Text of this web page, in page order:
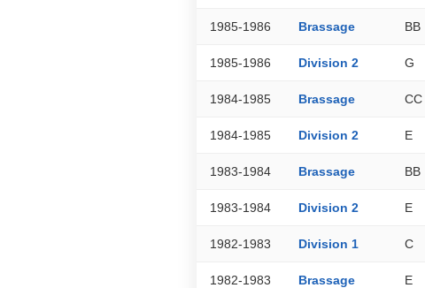
1985-1986 Brassage BB
1985-1986 Division 2 G
1984-1985 Brassage CC
1984-1985 Division 2 E
1983-1984 Brassage BB
1983-1984 Division 2 E
1982-1983 Division 1 C
1982-1983 Brassage E